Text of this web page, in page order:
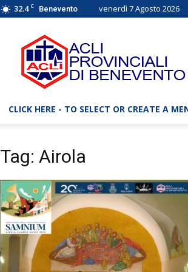
32.4 C Benevento venerdì 7 Agosto 2026
ACLI
Benevento
–
Associazioni
Cristiane
Lavoratori
CLICK HERE - TO SELECT OR CREATE A
Tag: Airola